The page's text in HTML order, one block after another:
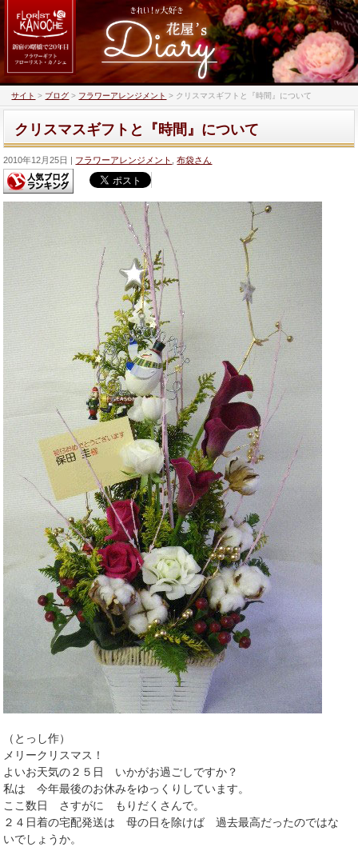
サイト > ブログ > フラワーアレンジメント > クリスマスギフトと『時間』について
クリスマスギフトと『時間』について
2010年12月25日 フラワーアレンジメント ,布袋さん
（とっし作）
メリークリスマス！
よいお天気の２５日 いかがお過ごしですか？
私は 今年最後のお休みをゆっくりしています。
ここ数日 さすがに もりだくさんで。
２４日着の宅配発送は 母の日を除けば 過去最高だったのではな
いでしょうか。